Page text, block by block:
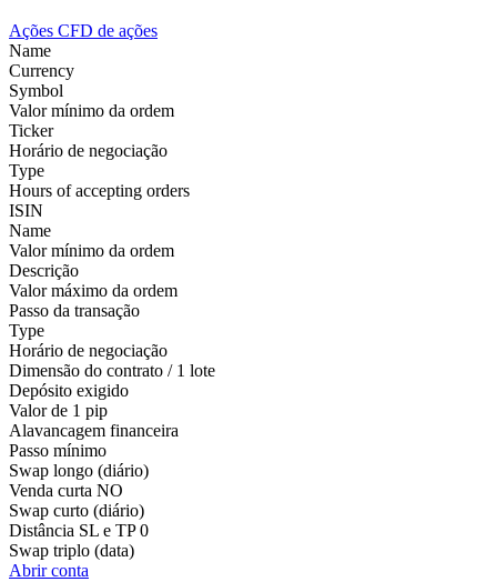
Ações CFD de ações
Name
Currency
Symbol
Valor mínimo da ordem
Ticker
Horário de negociação
Type
Hours of accepting orders
ISIN
Name
Valor mínimo da ordem
Descrição
Valor máximo da ordem
Passo da transação
Type
Horário de negociação
Dimensão do contrato / 1 lote
Depósito exigido
Valor de 1 pip
Alavancagem financeira
Passo mínimo
Swap longo (diário)
Venda curta NO
Swap curto (diário)
Distância SL e TP 0
Swap triplo (data)
Abrir conta